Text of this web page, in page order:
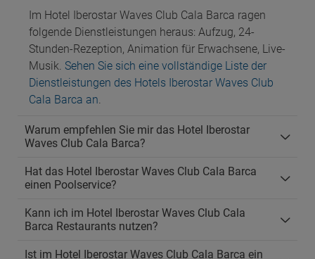
Im Hotel Iberostar Waves Club Cala Barca ragen
folgende Dienstleistungen heraus: Aufzug, 24-
Stunden-Rezeption, Animation für Erwachsene, Live-
Musik. Sehen Sie sich eine vollständige Liste der
Dienstleistungen des Hotels Iberostar Waves Club
Cala Barca an.
Warum empfehlen Sie mir das Hotel Iberostar
Waves Club Cala Barca?
Hat das Hotel Iberostar Waves Club Cala Barca
einen Poolservice?
Kann ich im Hotel Iberostar Waves Club Cala
Barca Restaurants nutzen?
Ist im Hotel Iberostar Waves Club Cala Barca ein